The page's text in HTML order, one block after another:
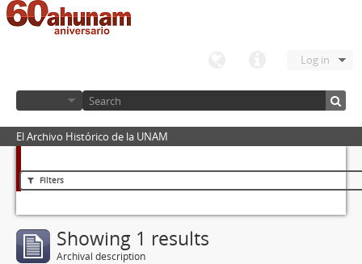
Log in
El Archivo Histórico de la UNAM
Filters
Showing 1 results
Archival description